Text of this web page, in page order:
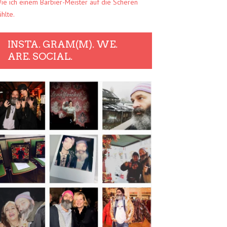
ich einem Barbier-Meister auf die Scheren
INSTA. GRAM(M). WE.
ARE. SOCIAL.